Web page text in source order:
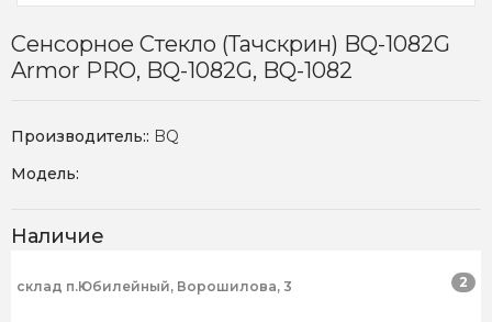
Сенсорное Стекло (тачскрин) BQ-1082G
Armor PRO, BQ-1082G, BQ-1082
Производитель:: BQ
Модель:
Наличие
склад п.Юбилейный, Ворошилова, 3 2